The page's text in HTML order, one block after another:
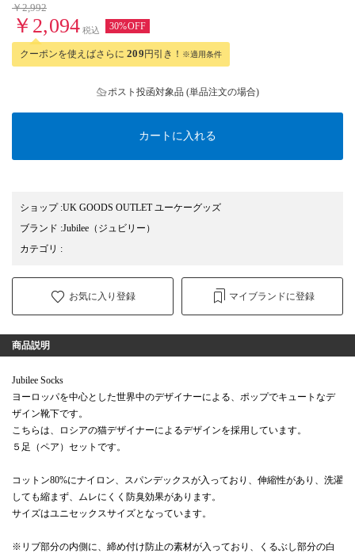
￥2,992
￥2,094 税込 30%OFF
クーポンを使えばさらに 209円引き！ ※適用条件
ポスト投函対象品 (単品注文の場合)
カートに入れる
ショップ:UK GOODS OUTLET ユーケーグッズ
ブランド :Jubilee （ジュビリー）
カテゴリ :
お気に入り登録 マイブランドに登録
商品説明
Jubilee Socks
ヨーロッパを中心とした世界中のデザイナーによる、ポップでキュートなデ
ザイン靴下です。
こちらは、ロシアの猫デザイナーによるデザインを採用しています。
５足（ペア）セットです。
コットン80%にナイロン、スパンデックスが入っており、伸縮性があり、洗濯
しても縮まず、ムレにくく防臭効果があります。
サイズはユニセックスサイズとなっています。
※リブ部分の内側に、締め付け防止の素材が入っており、くるぶし部分の白